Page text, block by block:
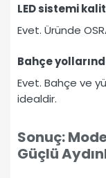
LED sistemi
Evet. Üründe
Bahçe
Evet. Bahçe ve
idealdir.
Sonuç:
Güçlü